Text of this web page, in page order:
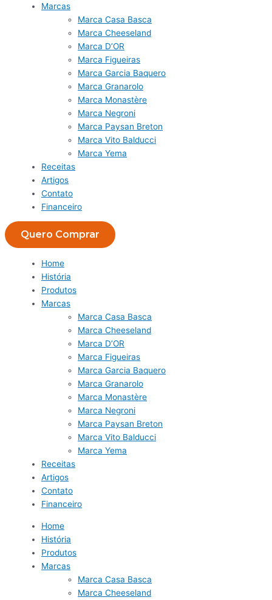
Marcas
Marca Casa Basca
Marca Cheeseland
Marca D’OR
Marca Figueiras
Marca Garcia Baquero
Marca Granarolo
Marca Monastère
Marca Negroni
Marca Paysan Breton
Marca Vito Balducci
Marca Yema
Receitas
Artigos
Contato
Financeiro
Quero Comprar
Home
História
Produtos
Marcas
Marca Casa Basca
Marca Cheeseland
Marca D’OR
Marca Figueiras
Marca Garcia Baquero
Marca Granarolo
Marca Monastère
Marca Negroni
Marca Paysan Breton
Marca Vito Balducci
Marca Yema
Receitas
Artigos
Contato
Financeiro
Home
História
Produtos
Marcas
Marca Casa Basca
Marca Cheeseland